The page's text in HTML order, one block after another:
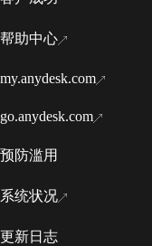
帮助中心
my.anydesk.com
go.anydesk.com
预防滥用
系统状况
更新日志